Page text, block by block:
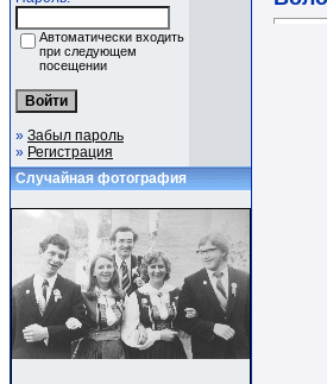
Автоматически входить
при следующем
посещении
» Забыл пароль
» Регистрация
Случайная фотография